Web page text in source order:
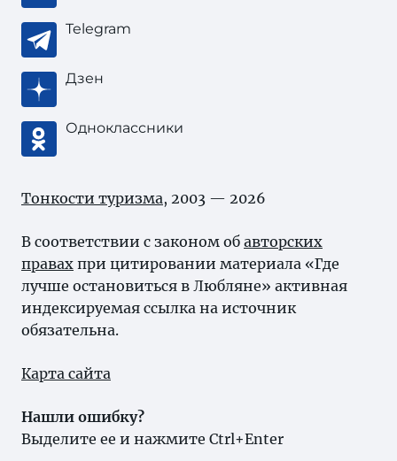
Telegram
Дзен
Одноклассники
Тонкости туризма, 2003 — 2026
В соответствии с законом об авторских
правах при цитировании материала «Где
лучше остановиться в Любляне» активная
индексируемая ссылка на источник
обязательна.
Карта сайта
Нашли ошибку?
Выделите ее и нажмите Ctrl+Enter